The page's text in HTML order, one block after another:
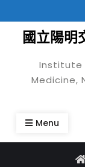
to
content國立陽明
Institute
Medicine,
Menu